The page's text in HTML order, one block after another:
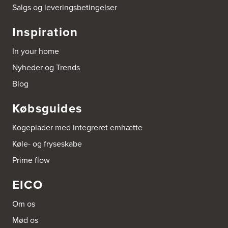
Aubo Køkken og Bad København V
2605 Brøndby
Tel.:30504494
http://www.aubo.dk
Aubo Køkken og Bad Løgstør
Rapsmarken 9
http://www.aubo.dk
Aubo Køkken og Bad Randers
Grenåvej 90
8960 Randers SØ
Tel.: 86414243
Fjøruvegur 25
FO-625 Glyvrar
Tel.:298477272
Salgs og leveringsbetingelser
Inspiration
In your home
Nyheder og Trends
Blog
Købsguides
Kogeplader med integreret emhætte
Køle- og fryseskabe
Prime flow
EICO
Om os
Mød os